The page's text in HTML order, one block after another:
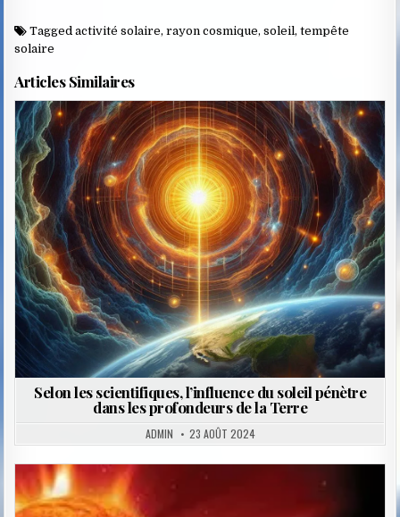
Taggedactivité solaire,rayon cosmique,soleil,tempête
solaire
Articles Similaires
Posted
in
Selon les scientifiques, l’influence du soleil pénètre
dans les profondeurs de la Terre
ADMIN 23 AOÛT 2024